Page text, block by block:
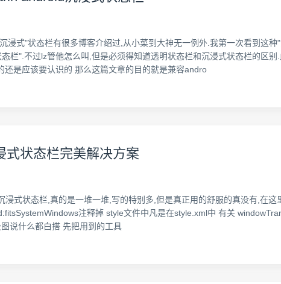
浸式"状态栏有很多博客介绍过,从小菜到大神无一例外.我第一次看到这
栏".不过lz管他怎么叫,但是必须得知道透明状态栏和沉浸式状态栏的区
还是应该要认识的 那么这篇文章的目的就是兼容andro
式状态栏完美解决方案
浸式状态栏,真的是一堆一堆,写的特别多,但是真正用的舒服的真没有,在
注释掉 style文件中凡是在style.xml中 有关
说什么都白搭 先把用到的工具